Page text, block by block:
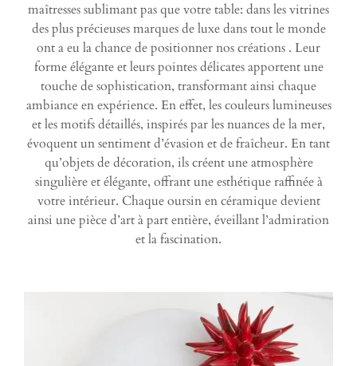
maîtresses sublimant pas que votre table: dans les vitrines
des plus précieuses marques de luxe dans tout le monde
ont a eu la chance de positionner nos créations . Leur
forme élégante et leurs pointes délicates apportent une
touche de sophistication, transformant ainsi chaque
ambiance en expérience. En effet, les couleurs lumineuses
et les motifs détaillés, inspirés par les nuances de la mer,
évoquent un sentiment d’évasion et de fraîcheur. En tant
qu’objets de décoration, ils créent une atmosphère
singulière et élégante, offrant une esthétique raffinée à
votre intérieur. Chaque oursin en céramique devient
ainsi une pièce d’art à part entière, éveillant l’admiration
et la fascination.